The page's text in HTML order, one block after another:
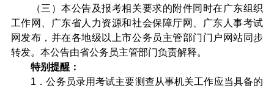
（三）本公告及报考相关要求的附件同时在广东组织
工作网、广东省人力资源和社会保障厅网、广东人事考试
网发布，并在各地级以上市公务员主管部门门户网站同步
转发。本公告由省公务员主管部门负责解释。
特别提醒：
1．公务员录用考试主要测查从事机关工作应当具备的